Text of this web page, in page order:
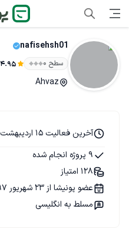
nafisehsh01
سطح ۰ 4.95
Ahvaz
آخرین فعالیت 15 اردیبهشت 1405
9 پروژه انجام شده
128 امتیاز
عضو پونیشا از 23 شهریور 1397
مسلط به انگلیسی